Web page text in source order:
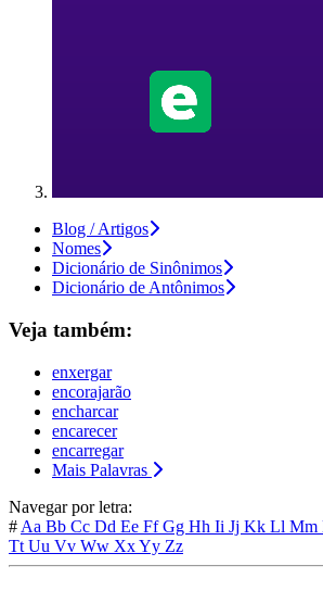
Blog / Artigos
Nomes
Dicionário de Sinônimos
Dicionário de Antônimos
Veja também:
enxergar
encorajarão
encharcar
encarecer
encarregar
Mais Palavras
Navegar por letra:
# Aa Bb Cc Dd Ee FfGg Hh Ii Jj Kk Ll Mm
Tt Uu Vv Ww XxYy Zz